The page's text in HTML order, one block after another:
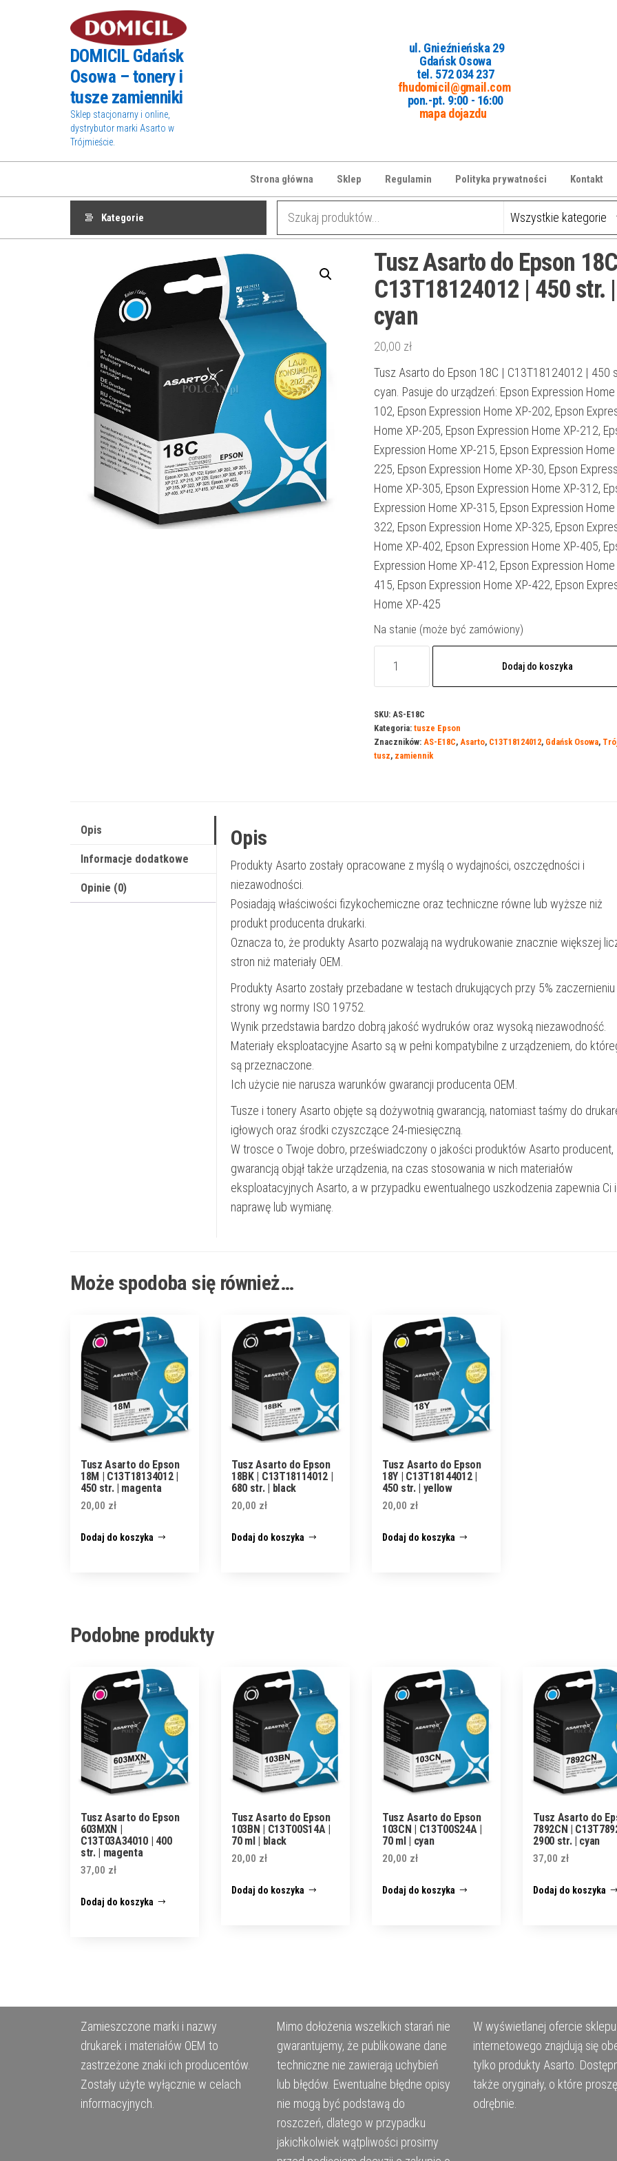
DOMICIL Gdańsk
Osowa – tonery i
tusze zamienniki
Sklep stacjonarny i online,
dystrybutor marki Asarto w
Trójmieście.
ul. Gnieźnieńska 29
Gdańsk Osowa
tel. 572 034 237
fhudomicil@gmail.com
pon.-pt. 9:00 - 16:00
mapa dojazdu
Strona główna Sklep Regulamin Polityka prywatności Kontakt
Kategorie
Tusz Asarto do Epson
C13T18124012 | 450 str. |
cyan
20,00 zł
Tusz Asarto do Epson 18C | C13T18124012 | 450
cyan. Pasuje do urządzeń: Epson Expression Home
102, Epson Expression Home XP-202, Epson
Home XP-205, Epson Expression Home XP-212,
Expression Home XP-215, Epson Expression Home
225, Epson Expression Home XP-30, Epson
Home XP-305, Epson Expression Home XP-312,
Expression Home XP-315, Epson Expression Home
322, Epson Expression Home XP-325, Epson
Home XP-402, Epson Expression Home XP-405,
Expression Home XP-412, Epson Expression Home
415, Epson Expression Home XP-422, Epson
Home XP-425
Na stanie (może być zamówiony)
Tusz
do
Epson
18C
|
Dodaj do koszyka
SKU: AS-E18C
Kategoria: tusze Epson
Znaczników: AS-E18C, Asarto, C13T18124012, Gdańsk Osowa,
tusz, zamiennik
Opis
Informacje dodatkowe
Opinie (0)
Opis
Produkty Asarto zostały opracowane z myślą o wydajności, oszczędności i
niezawodności.
Posiadają właściwości fizykochemiczne oraz techniczne równe lub wyższe niż
produkt producenta drukarki.
Oznacza to, że produkty Asarto pozwalają na wydrukowanie znacznie większej
stron niż materiały OEM.
Produkty Asarto zostały przebadane w testach drukujących przy 5% zaczernieniu
strony wg normy ISO 19752.
Wynik przedstawia bardzo dobrą jakość wydruków oraz wysoką niezawodność.
Materiały eksploatacyjne Asarto są w pełni kompatybilne z urządzeniem, do
są przeznaczone.
Ich użycie nie narusza warunków gwarancji producenta OEM.
Tusze i tonery Asarto objęte są dożywotnią gwarancją, natomiast taśmy do
igłowych oraz środki czyszczące 24-miesięczną.
W trosce o Twoje dobro, przeświadczony o jakości produktów Asarto producent,
gwarancją objął także urządzenia, na czas stosowania w nich materiałów
eksploatacyjnych Asarto, a w przypadku ewentualnego uszkodzenia zapewnia Ci
naprawę lub wymianę.
Może spodoba się również…
Tusz Asarto do Epson
18M | C13T18134012 |
450 str. | magenta
20,00 zł
Dodaj do koszyka
Tusz Asarto do Epson
18BK | C13T18114012 |
680 str. | black
20,00 zł
Dodaj do koszyka
Tusz Asarto do Epson
18Y | C13T18144012 |
450 str. | yellow
20,00 zł
Dodaj do koszyka
Podobne produkty
Tusz Asarto do Epson
603MXN |
C13T03A34010 | 400
str. | magenta
37,00 zł
Dodaj do koszyka
Tusz Asarto do Epson
103BN | C13T00S14A |
70 ml | black
20,00 zł
Dodaj do koszyka
Tusz Asarto do Epson
103CN | C13T00S24A |
70 ml | cyan
20,00 zł
Dodaj do koszyka
Tusz Asarto do
7892CN |
2900 str. | cyan
37,00 zł
Dodaj do koszyka
Zamieszczone marki i nazwy
drukarek i materiałów OEM to
zastrzeżone znaki ich producentów.
Zostały użyte wyłącznie w celach
informacyjnych.
Mimo dołożenia wszelkich starań nie
gwarantujemy, że publikowane dane
techniczne nie zawierają uchybień
lub błędów. Ewentualne błędne opisy
nie mogą być podstawą do
roszczeń, dlatego w przypadku
jakichkolwiek wątpliwości prosimy
W wyświetlanej ofercie sklepu
internetowego znajdują się
tylko produkty Asarto.
także oryginały, o które
odrębnie.